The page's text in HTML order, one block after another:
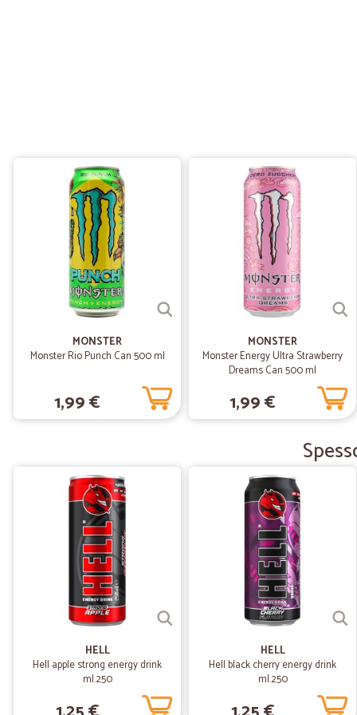
MONSTER
Monster Rio Punch Can 500 ml
1,99 €
MONSTER
Monster Energy Ultra Strawberry
Dreams Can 500 ml
1,99 €
HELL
Hell apple strong energy drink
ml.250
HELL
Hell black cherry energy drink
ml.250